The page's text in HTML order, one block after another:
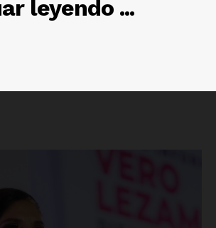
Luces
leyendo ...